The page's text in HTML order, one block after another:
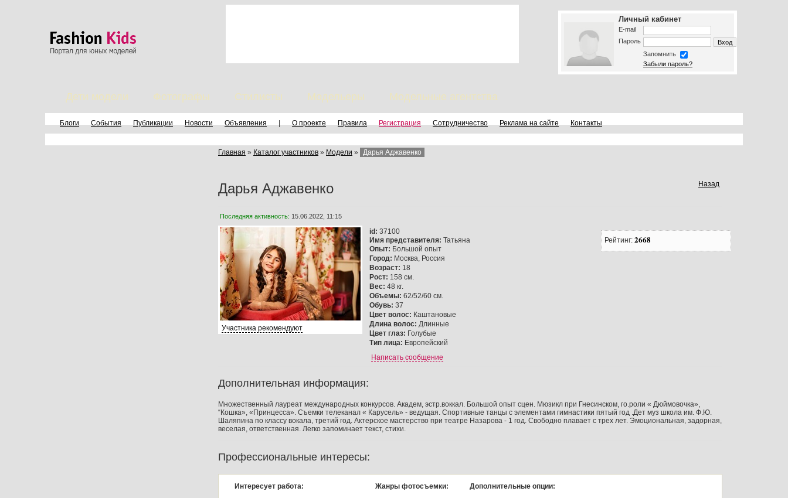
Личный кабинет
E-mail
Пароль
Запомнить
Забыли пароль?
Дети модели Фотографы Стилисты Модельеры Модельные агентства
Блоги События Публикации Новости Объявления | О проекте Правила Регистрация Сотрудничество Реклама на сайте Контакты
Главная » Каталог участников » Модели » Дарья Аджавенко
Назад
Дарья Аджавенко
Рейтинг: 2668
Последняя активность: 15.06.2022, 11:15
Участника рекомендуют
id: 37100
Имя представителя: Татьяна
Опыт: Большой опыт
Город: Москва, Россия
Возраст: 18
Рост: 158 см.
Вес: 48 кг.
Объемы: 62/52/60 см.
Обувь: 37
Цвет волос: Каштановые
Длина волос: Длинные
Цвет глаз: Голубые
Тип лица: Европейский
Написать сообщение
Дополнительная информация:
Множественный лауреат международных конкурсов. Академ, эстр.воккал. Большой опыт сцен. Мюзикл при Гнесинском, го.роли « Дюймовочка»,
“Кошка», «Принцесса». Съемки телеканал « Карусель» - ведущая. Спортивные танцы с элементами гимнастики пятый год .Дет муз школа им. Ф.Ю.
Шаляпина по классу вокала, третий год. Актерское мастерство при театре Назарова - 1 год. Свободно плавает с трех лет. Эмоциональная, задорная,
веселая, ответственная. Легко запоминает текст, стихи.
Профессиональные интересы:
Интересует работа:
Жанры фотосъемки:
Дополнительные опции: